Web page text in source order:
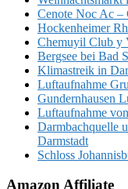
Cenote Noc Ac –
Hockenheimer
Chemuyil Club y
Bergsee bei Bad
Klimastreik in
Luftaufnahme
Gundernhausen
Luftaufnahme
Darmbachquelle
Darmstadt
Schloss
Amazon Affiliate